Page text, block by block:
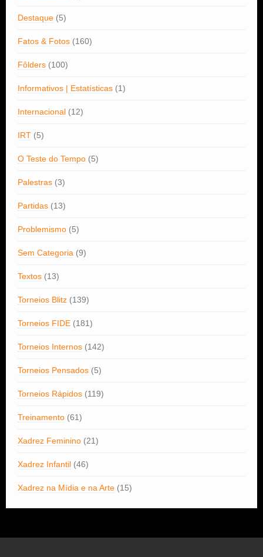
Destaque (5)
Fatos & Fotos (160)
Fôlders (100)
Informativos | Estatísticas (1)
Internacional (12)
IRT (5)
O Teste do Tempo (5)
Palestras (3)
Partidas (13)
Problemismo (5)
Sem Categoria (9)
Textos (13)
Torneios Blitz (139)
Torneios FIDE (181)
Torneios Internos (142)
Torneios Pensados (5)
Torneios Rápidos (119)
Treinamento (61)
Xadrez Feminino (21)
Xadrez Infantil (46)
Xadrez na Mídia e na Arte (15)